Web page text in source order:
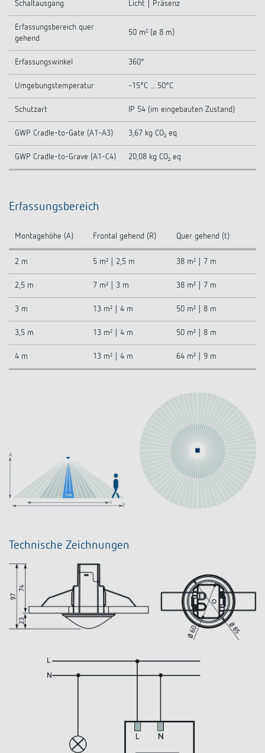
Schaltausgang Licht | Präsenz
Erfassungsbereich quer
gehend
50 m² (ø 8 m)
Erfassungswinkel 360°
Umgebungstemperatur -15°C ... 50°C
Schutzart IP 54 (im eingebauten Zustand)
GWP Cradle-to-Gate (A1-A3) 3,67 kg CO₂ eq
GWP Cradle-to-Grave (A1-C4) 20,08 kg CO₂ eq
Erfassungsbereich
Montagehöhe (A) Frontal gehend (R) Quer gehend (t)
2 m 5 m² | 2,5 m 38 m² | 7 m
2,5 m 7 m² | 3 m 38 m² | 7 m
3 m 13 m² | 4 m 50 m² | 8 m
3,5 m 13 m² | 4 m 50 m² | 8 m
4 m 13 m² | 4 m 64 m² | 9 m
Technische Zeichnungen